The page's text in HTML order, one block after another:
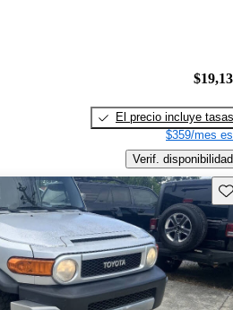
El precio incluye tasas
$359/mes
Verif. disponibilidad